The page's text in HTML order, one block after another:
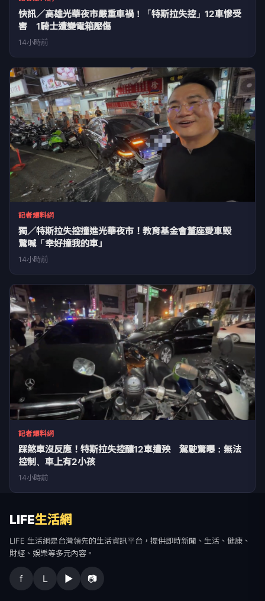
快訊／高雄光華夜市嚴重車禍！「特斯拉失控」12車慘受
害 1騎士遭變電箱壓傷
14小時前
記者爆料網
獨／特斯拉失控撞進光華夜市！教育基金會董座愛車毀
驚喊「幸好撞我的車」
14小時前
記者爆料網
踩煞車沒反應！特斯拉失控釀12車遭殃 駕駛驚曝：無法
控制、車上有2小孩
14小時前
LIFE生活網
LIFE 生活網是台灣領先的生活資訊平台，提供即時新聞、生活、健康、
財經、娛樂等多元內容。
f L ▶ 📷